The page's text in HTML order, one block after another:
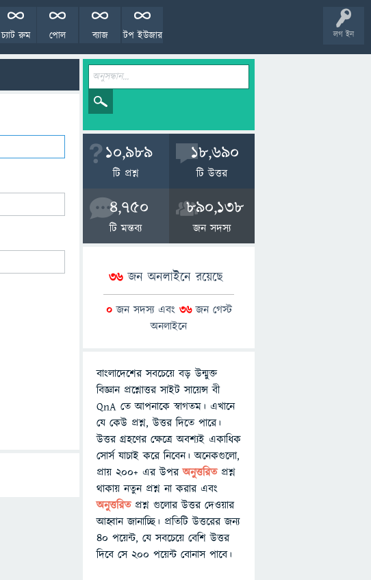
লগ ইন
টপ ইউজার
ব্যাজ
পোল
চ্যাট রুম
10,989
টি প্রশ্ন
18,690
টি উত্তর
4,750
টি মন্তব্য
890,138
জন সদস্য
36 জন অনলাইনে রয়েছে
0জন সদস্য এবং 36জন গেস্ট
অনলাইনে
বাংলাদেশের সবচেয়ে বড় উন্মুক্ত
বিজ্ঞান প্রশ্নোত্তর সাইট সায়েন্স বী
QnA তে আপনাকে স্বাগতম। এখানে
যে কেউ প্রশ্ন, উত্তর দিতে পারে।
উত্তর গ্রহণের ক্ষেত্রে অবশ্যই একাধিক
সোর্স যাচাই করে নিবেন। অনেকগুলো,
প্রায় ২০০+ এর উপরঅনুত্তরিতপ্রশ্ন
থাকায় নতুন প্রশ্ন না করার এবং
অনুত্তরিত প্রশ্ন গুলোর উত্তর দেওয়ার
আহ্বান জানাচ্ছি। প্রতিটি উত্তরের জন্য
৪০ পয়েন্ট, যে সবচেয়ে বেশি উত্তর
দিবে সে ২০০ পয়েন্ট বোনাস পাবে।